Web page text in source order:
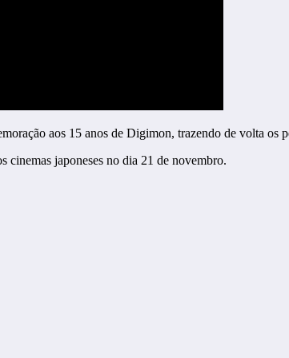
aos 15 anos de Digimon, trazendo de volta os
japoneses no dia 21 de novembro.